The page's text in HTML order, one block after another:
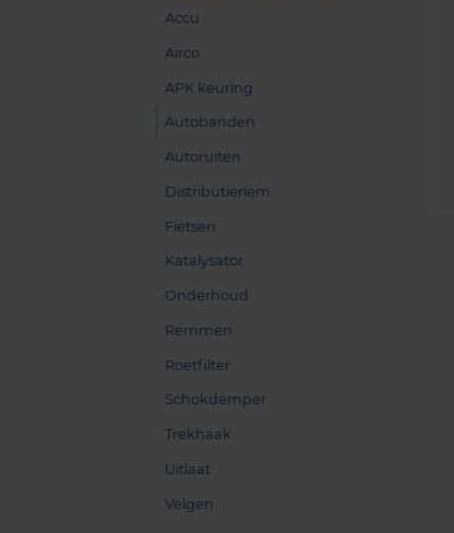
Accu
Airco
APK keuring
Autobanden
Autoruiten
Distributieriem
Fietsen
Katalysator
Onderhoud
Remmen
Roetfilter
Schokdemper
Trekhaak
Uitlaat
Velgen